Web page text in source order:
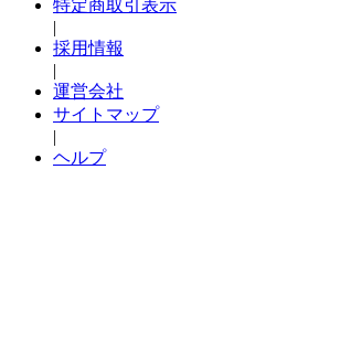
特定商取引表示
|
採用情報
|
運営会社
サイトマップ
|
ヘルプ